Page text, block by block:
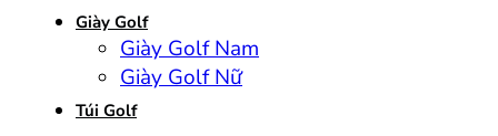
Giày Golf
Giày Golf Nam
Giày Golf Nữ
Túi Golf